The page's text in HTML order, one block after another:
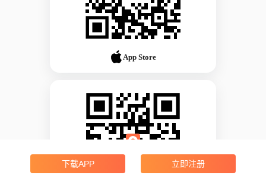
App Store
下载APP 立即注册